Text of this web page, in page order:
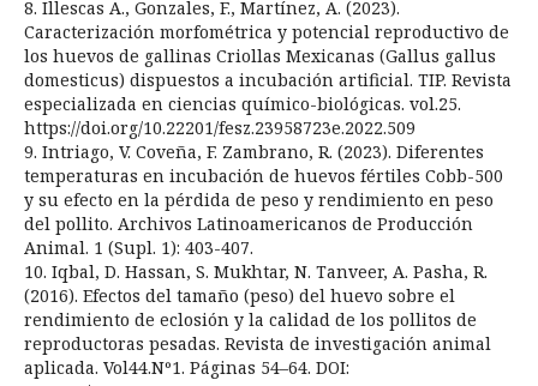
8. Illescas A., Gonzales, F., Martínez, A. (2023).
Caracterización morfométrica y potencial reproductivo de
los huevos de gallinas Criollas Mexicanas (Gallus gallus
domesticus) dispuestos a incubación artificial. TIP. Revista
especializada en ciencias químico-biológicas. vol.25.
https://doi.org/10.22201/fesz.23958723e.2022.509
9. Intriago, V. Coveña, F. Zambrano, R. (2023). Diferentes
temperaturas en incubación de huevos fértiles Cobb-500
y su efecto en la pérdida de peso y rendimiento en peso
del pollito. Archivos Latinoamericanos de Producción
Animal. 1 (Supl. 1): 403-407.
10. Iqbal, D. Hassan, S. Mukhtar, N. Tanveer, A. Pasha, R.
(2016). Efectos del tamaño (peso) del huevo sobre el
rendimiento de eclosión y la calidad de los pollitos de
reproductoras pesadas. Revista de investigación animal
aplicada. Vol44.Nº1. Páginas 54–64. DOI: